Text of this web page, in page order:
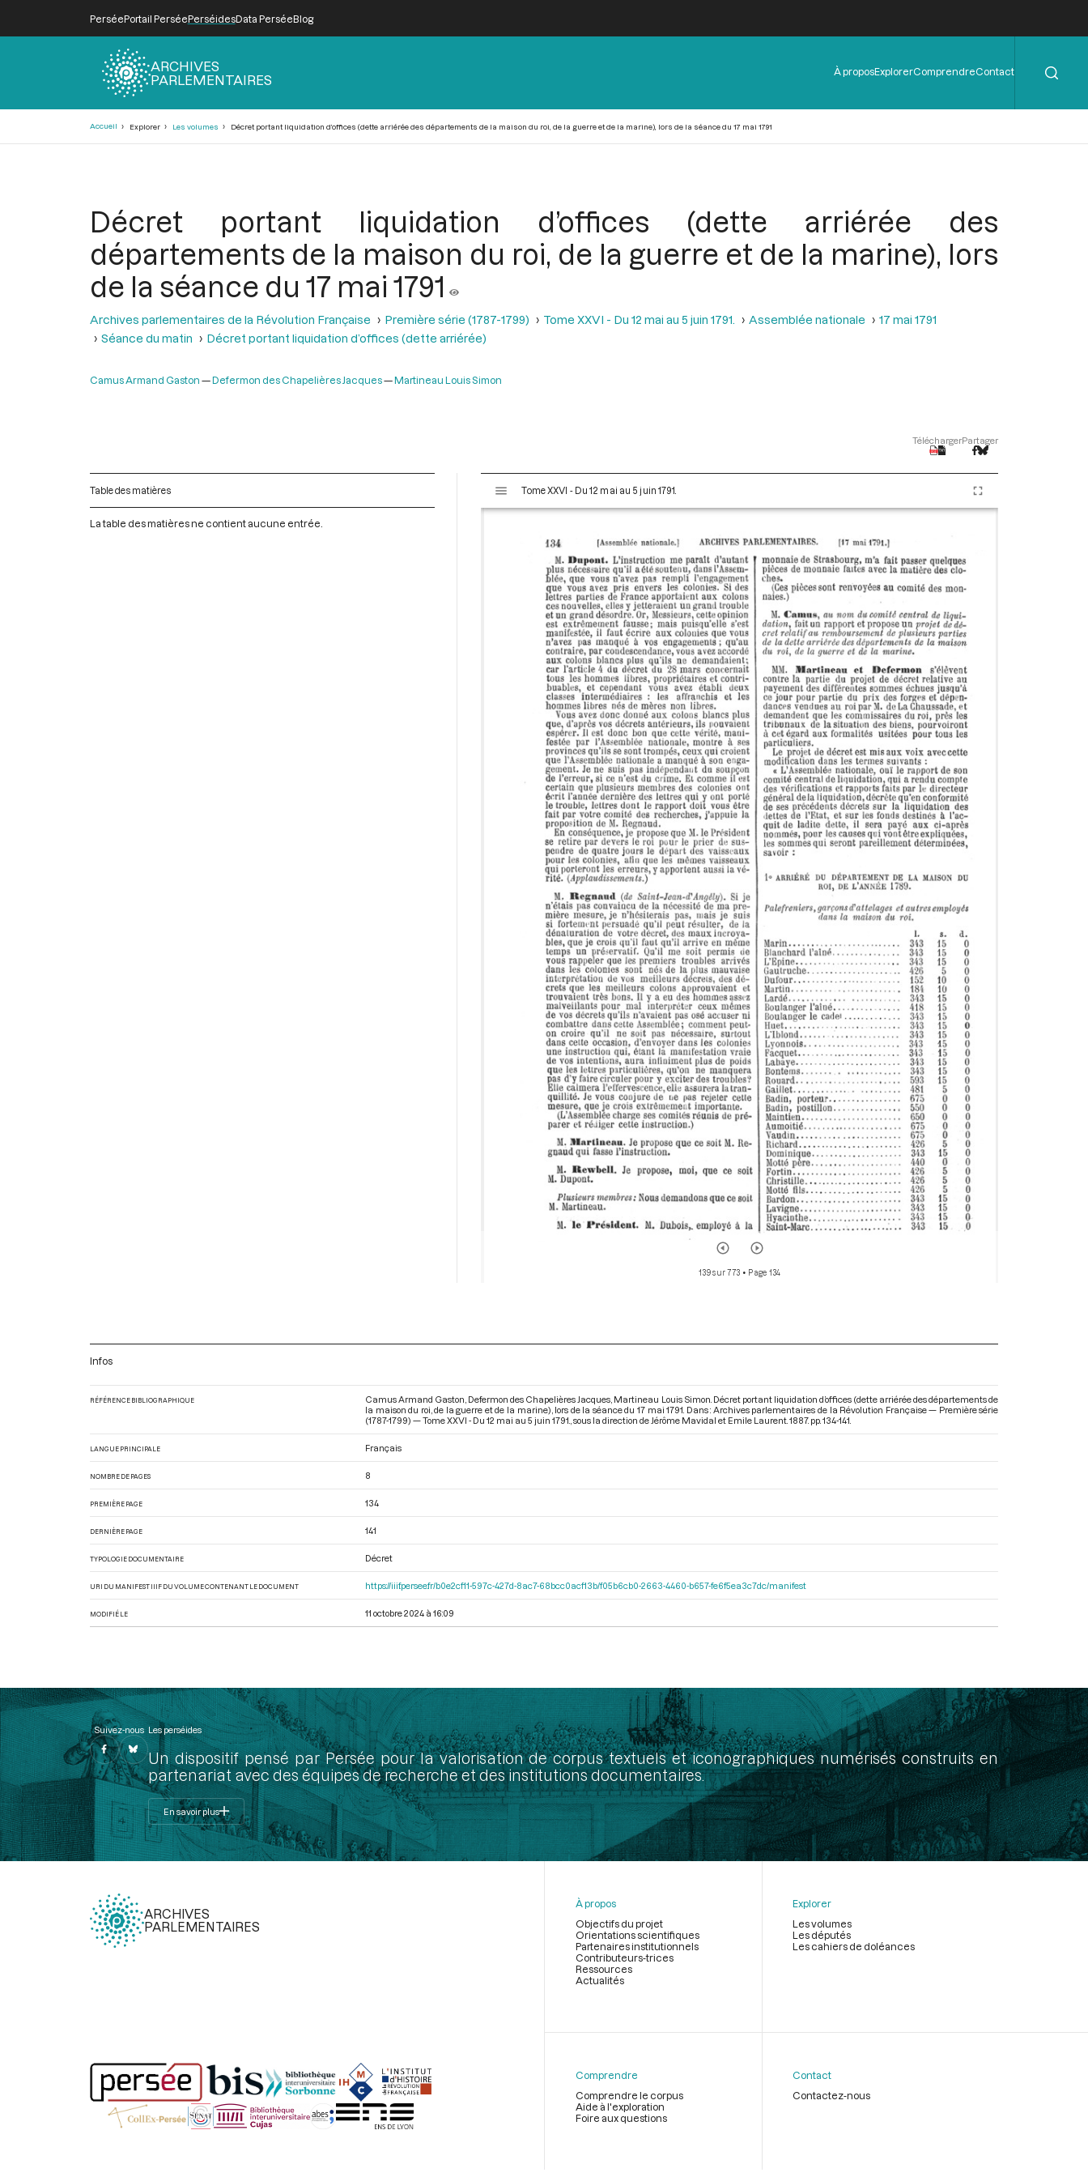
PerséePortail PerséePerséidesData PerséeBlog
ARCHIVES
PARLEMENTAIRES
Menu
de
À proposExplorerComprendreContact
Accueil Explorer Les volumes Décret portant liquidation d’offices (dette arriérée des départements de la maison du roi, de la guerre et de la marine), lors de la séance du 17 mai 1791
Décret portant liquidation d’offices (dette arriérée des
départements de la maison du roi, de la guerre et de la marine), lors
de la séance du 17 mai 1791
Archives parlementaires de la Révolution Française Première série (1787-1799) Tome XXVI - Du 12 mai au 5 juin 1791. Assemblée nationale
17 mai 1791
Séance du matin
Décret portant liquidation d’offices (dette arriérée)
Camus Armand Gaston Defermon des Chapelières Jacques Martineau Louis Simon
TéléchargerPartager
Table des matières
La table des matières ne contient aucune entrée.
s
Tome XXVI - Du 12 mai au 5 juin 1791.
139 sur 773 • Page 134
Infos
RÉFÉRENCE BIBLIOGRAPHIQUE
Camus Armand Gaston, Defermon des Chapelières Jacques, Martineau Louis Simon. Décret portant liquidation d’offices (dette arriérée des départements de
la maison du roi, de la guerre et de la marine), lors de la séance du 17 mai 1791. Dans : Archives parlementaires de la Révolution Française — Première série
(1787-1799) — Tome XXVI - Du 12 mai au 5 juin 1791. , sous la direction de Jérôme Mavidal et Emile Laurent. 1887. pp. 134-141.
LANGUE PRINCIPALE Français
NOMBRE DE PAGES 8
PREMIÈRE PAGE 134
DERNIÈRE PAGE 141
TYPOLOGIE DOCUMENTAIRE Décret
URI DU MANIFEST IIIF DU VOLUME CONTENANT LE DOCUMENT https://iiif.persee.fr/b0e2cf11-597c-427d-8ac7-68bcc0acf13b/f05b6cb0-2663-4460-b657-fe6f5ea3c7dc/manifest
MODIFIÉ LE 11 octobre 2024 à 16:09
Suivez-nous Les perséides
Un dispositif pensé par Persée pour la valorisation de corpus textuels et iconographiques numérisés construits en
partenariat avec des équipes de recherche et des institutions documentaires.
En savoir plus
ARCHIVES
PARLEMENTAIRES
page
À propos
Objectifs du projet
Orientations scientifiques
Partenaires institutionnels
Contributeurs-trices
Ressources
Actualités
Explorer
Les volumes
Les députés
Les cahiers de doléances
Comprendre
Comprendre le corpus
Aide à l'exploration
Foire aux questions
Contact
Contactez-nous